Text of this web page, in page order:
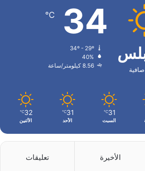
34
℃
40%
8.56 كيلومتر/ساعة
31
℃
السبت
31
℃
الأحد
32
℃
الأثنين
الأخيرة تعليقات